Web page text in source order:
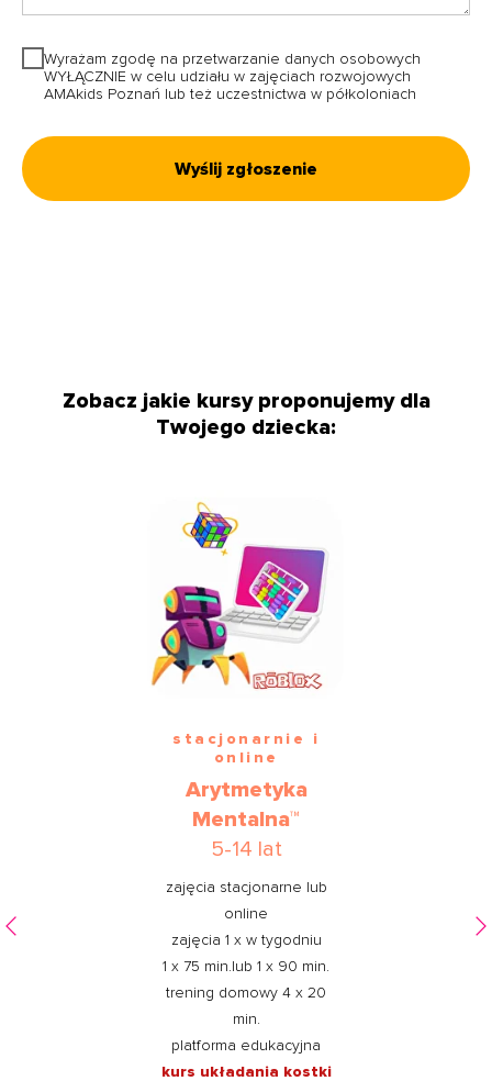
Wyrażam zgodę na przetwarzanie danych osobowych
WYŁĄCZNIE w celu udziału w zajęciach rozwojowych
AMAkids Poznań lub też uczestnictwa w półkoloniach
Wyślij zgłoszenie
Zobacz jakie kursy proponujemy dla
Twojego dziecka:
stacjonarnie i
online
Arytmetyka
Mentalna™
5-14 lat
zajęcia stacjonarne lub
online
zajęcia 1 x w tygodniu
1 x 75 min.lub 1 x 90 min.
trening domowy 4 x 20
min.
platforma edukacyjna
kurs układania kostki